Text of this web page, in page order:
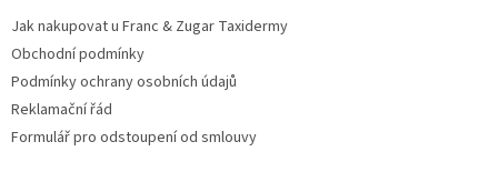
Jak nakupovat u Franc & Zugar Taxidermy
Obchodní podmínky
Podmínky ochrany osobních údajů
Reklamační řád
Formulář pro odstoupení od smlouvy